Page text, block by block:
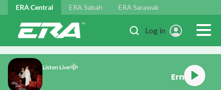
Skip to main content
ERA Central ERA Sabah ERA Sarawak
Log in
Listen Live
Kecewa